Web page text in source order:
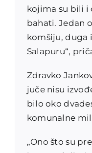
kojima su bili i
bahati. Jedan
komšiju, duga
Salapuru“,
Zdravko
juče nisu
bilo oko
komunalne
„Ono što su